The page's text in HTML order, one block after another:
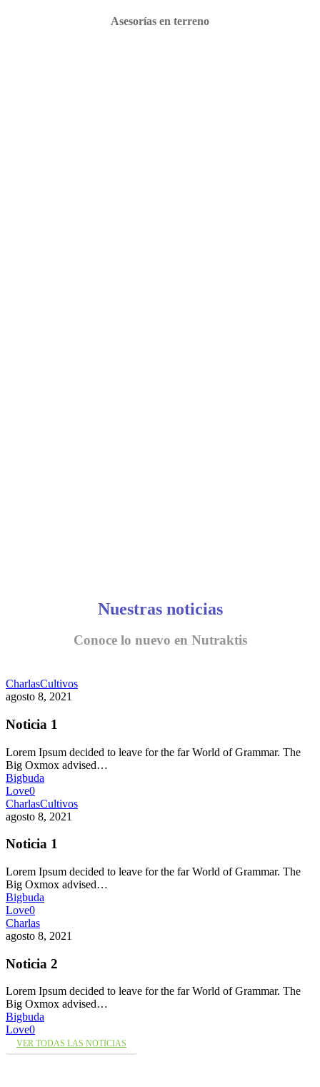
Asesorías en terreno
Nuestras noticias
Conoce lo nuevo en Nutraktis
CharlasCultivos
agosto 8, 2021
Noticia 1
Lorem Ipsum decided to leave for the far World of Grammar. The
Big Oxmox advised…
Bigbuda
Love0
CharlasCultivos
agosto 8, 2021
Noticia 1
Lorem Ipsum decided to leave for the far World of Grammar. The
Big Oxmox advised…
Bigbuda
Love0
Charlas
agosto 8, 2021
Noticia 2
Lorem Ipsum decided to leave for the far World of Grammar. The
Big Oxmox advised…
Bigbuda
Love0
VER TODAS LAS NOTICIAS